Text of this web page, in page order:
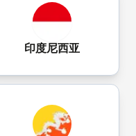
印度尼西亚